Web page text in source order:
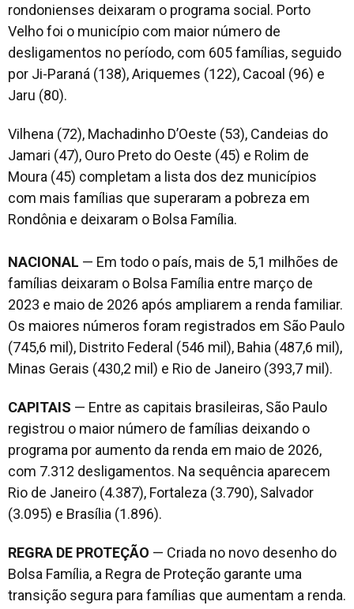
rondonienses deixaram o programa social. Porto
Velho foi o município com maior número de
desligamentos no período, com 605 famílias, seguido
por Ji-Paraná (138), Ariquemes (122), Cacoal (96) e
Jaru (80).
Vilhena (72), Machadinho D’Oeste (53), Candeias do
Jamari (47), Ouro Preto do Oeste (45) e Rolim de
Moura (45) completam a lista dos dez municípios
com mais famílias que superaram a pobreza em
Rondônia e deixaram o Bolsa Família.
NACIONAL — Em todo o país, mais de 5,1 milhões de
famílias deixaram o Bolsa Família entre março de
2023 e maio de 2026 após ampliarem a renda familiar.
Os maiores números foram registrados em São Paulo
(745,6 mil), Distrito Federal (546 mil), Bahia (487,6 mil),
Minas Gerais (430,2 mil) e Rio de Janeiro (393,7 mil).
CAPITAIS — Entre as capitais brasileiras, São Paulo
registrou o maior número de famílias deixando o
programa por aumento da renda em maio de 2026,
com 7.312 desligamentos. Na sequência aparecem
Rio de Janeiro (4.387), Fortaleza (3.790), Salvador
(3.095) e Brasília (1.896).
REGRA DE PROTEÇÃO — Criada no novo desenho do
Bolsa Família, a Regra de Proteção garante uma
transição segura para famílias que aumentam a renda.